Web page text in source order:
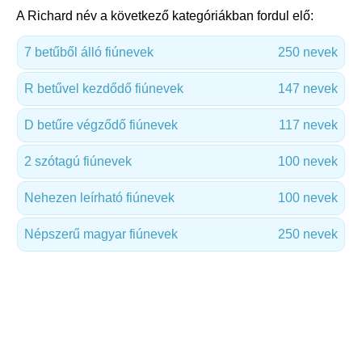
A Richard név a következő kategóriákban fordul elő:
7 betűből álló fiúnevek 250 nevek
R betűvel kezdődő fiúnevek 147 nevek
D betűre végződő fiúnevek 117 nevek
2 szótagú fiúnevek 100 nevek
Nehezen leírható fiúnevek 100 nevek
Népszerű magyar fiúnevek 250 nevek